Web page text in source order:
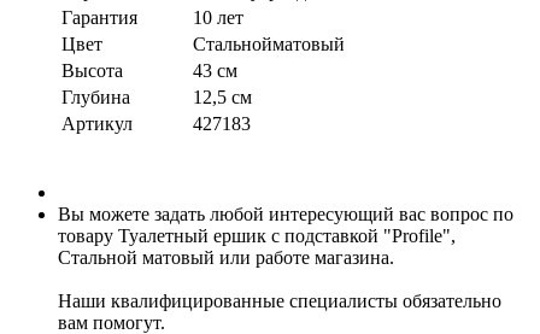
Гарантия
10 лет
Цвет
Стальнойматовый
Высота
43 см
Глубина
12,5 см
Артикул
427183
Вы можете задать любой интересующий вас вопрос по
товару Туалетный ершик с подставкой "Profile",
Стальной матовый или работе магазина.
Наши квалифицированные специалисты обязательно
вам помогут.